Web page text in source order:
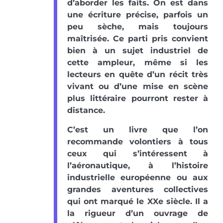
d’aborder les faits. On est dans
une écriture précise, parfois un
peu sèche, mais toujours
maîtrisée. Ce parti pris convient
bien à un sujet industriel de
cette ampleur, même si les
lecteurs en quête d’un récit très
vivant ou d’une mise en scène
plus littéraire pourront rester à
distance.
C’est un livre que l’on
recommande volontiers à tous
ceux qui s’intéressent à
l’aéronautique, à l’histoire
industrielle européenne ou aux
grandes aventures collectives
qui ont marqué le XXe siècle. Il a
la rigueur d’un ouvrage de